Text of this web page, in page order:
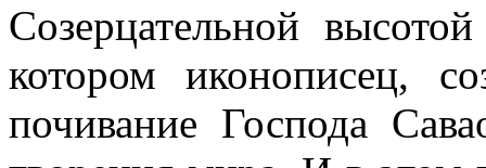
Созерцательной
котором иконописец,
почивание Господа